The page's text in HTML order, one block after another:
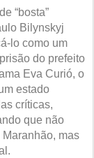
“bosta”
Bilynskyj
lo como um
do prefeito
Eva Curió, o
estado
críticas,
que não
mas